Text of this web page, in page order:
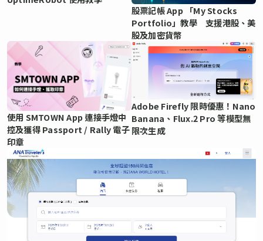
股票記帳 App 「My Stocks
Portfolio」教學 支援港股、美
股及加密貨幣
使用 SMTOWN App 連接手燈中
控及獲得 Passport / Rally 電子
印章
Adobe Firefly 限時優惠！Nano
Banana、Flux.2 Pro 等模型無
限次生成